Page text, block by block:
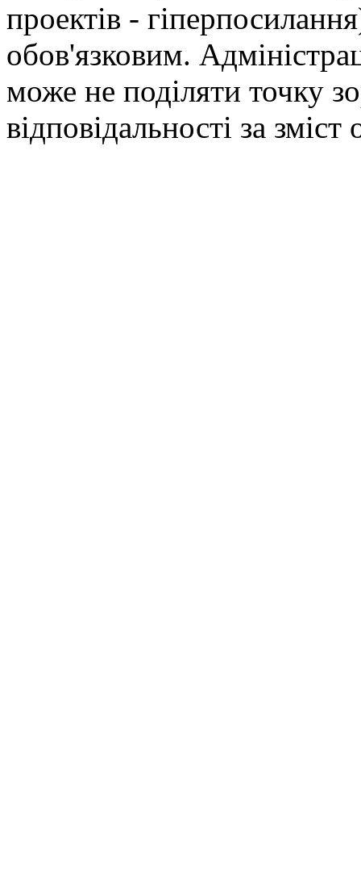
проектів -
обов'язковим.
може не поділяти точку
відповідальності за